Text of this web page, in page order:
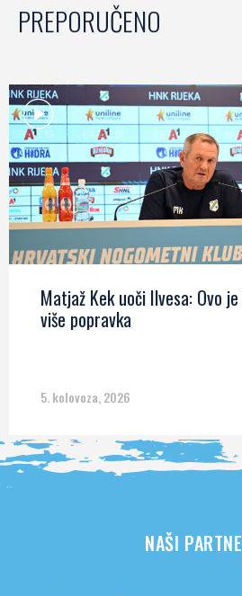
PREPORUČENO
Matjaž Kek uoči Ilvesa: Ovo
više popravka
5. kolovoza, 2026
NAŠI